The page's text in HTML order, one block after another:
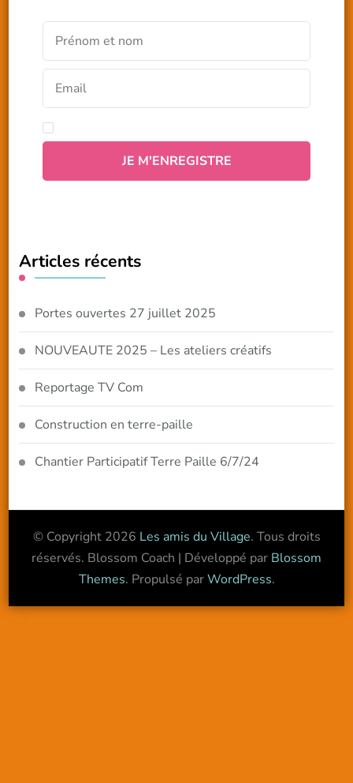
Articles récents
Portes ouvertes 27 juillet 2025
NOUVEAUTE 2025 – Les ateliers créatifs
Reportage TV Com
Construction en terre-paille
Chantier Participatif Terre Paille 6/7/24
© Copyright 2026 Les amis du Village. Tous droits
réservés. Blossom Coach | Développé par Blossom
Themes. Propulsé parWordPress.